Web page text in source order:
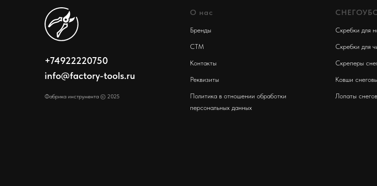
+74922220750
info@factory-tools.ru
Фабрика инструмента © 2025
О нас
Бренды
СТМ
Контакты
Реквизиты
Политика в отношении обработки
персональных данных
Скребки для
Скребки для
Скреперы
Ковши
Лопаты